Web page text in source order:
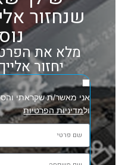
שנחזור
מלא את
יחזור אלייך
אני מאשר/ת שקראתי
ולמדיניות הפרטיות